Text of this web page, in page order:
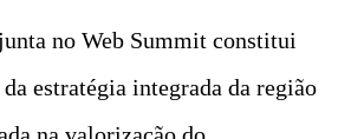
no Web Summit constitui
estratégia integrada da região